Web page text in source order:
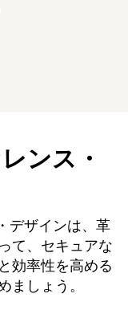
ンス・
デザインは、革
て、セキュアな
効率性を高める
しょう。